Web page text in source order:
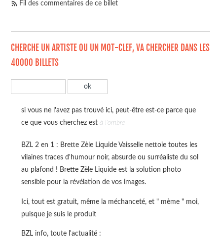
Fil des commentaires de ce billet
CHERCHE UN ARTISTE OU UN MOT-CLEF, VA CHERCHER DANS LES
40000 BILLETS
si vous ne l'avez pas trouvé ici, peut-être est-ce parce que
ce que vous cherchez est à l'ombre
BZL 2 en 1 : Brette Zèle Liquide Vaisselle nettoie toutes les
vilaines traces d'humour noir, absurde ou surréaliste du sol
au plafond ! Brette Zèle Liquide est la solution photo
sensible pour la révélation de vos images.
Ici, tout est gratuit, même la méchanceté, et " mème " moi,
puisque je suis le produit
BZL info, toute l'actualité :